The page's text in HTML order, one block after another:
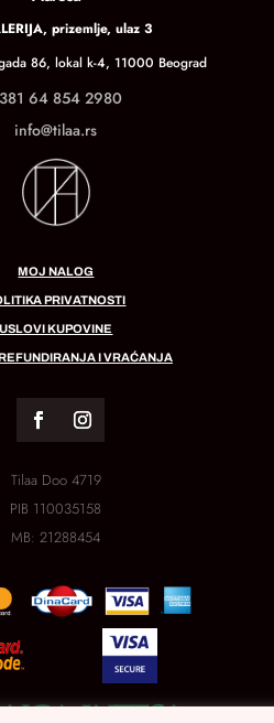
prizemlje, ulaz 3
86, lokal k-4, 11000 Beograd
64 854 2980
info@tilaa.rs
MOJ NALOG
PRIVATNOSTI
USLOVI KUPOVINE
I VRAĆANJA
Tilaa Doo 4719
PIB 110035158
MB:21288454